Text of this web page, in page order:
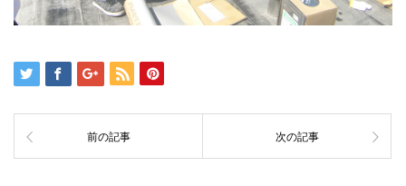
前の記事 次の記事